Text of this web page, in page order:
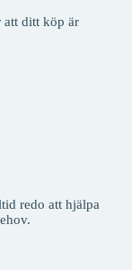
att ditt köp är
redo att hjälpa